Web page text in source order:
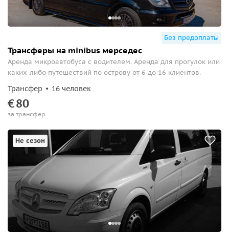
Без предоплаты
Трансферы на minibus мерседес
Аренда микроавтобуса с водителем. Аренда для прогулок или
каких-либо путешествий по острову от 6 до 16 клиентов.
Трансфер 16 человек
€80
за трансфер
Не сезон